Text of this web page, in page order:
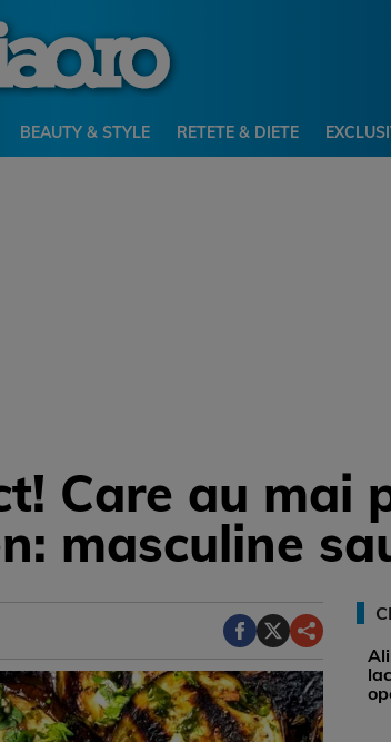
BEAUTY & STYLE RETETE & DIETE
Care au mai
masculine